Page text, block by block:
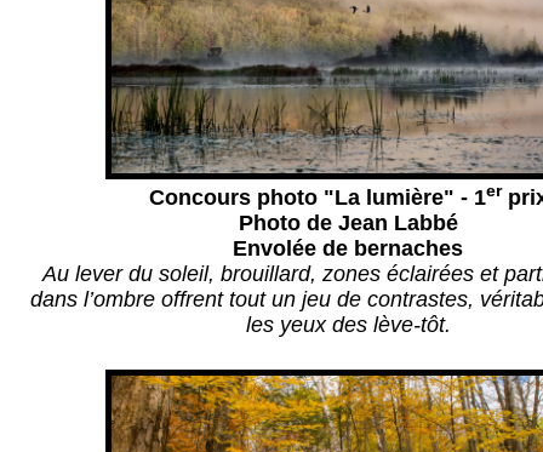
Concours photo "La lumière" - 1er
Photo de Jean Labbé
Envolée de bernaches
Au lever du soleil, brouillard, zones éclairées et
dans l’ombre offrent tout un jeu de contrastes,
les yeux des lève-tôt.